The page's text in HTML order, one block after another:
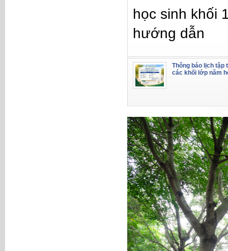
học sinh khối
hướng dẫn
Thông báo lịch tập
các khối lớp năm